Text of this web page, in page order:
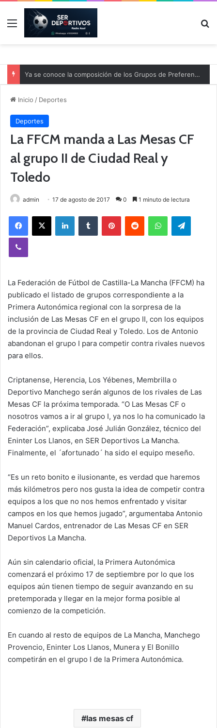
Menú
Ya se conoce la composición de los Grupos de Preferente y el calendario
Inicio / Deportes
Deportes
La FFCM manda a Las Mesas CF
al grupo II de Ciudad Real y
Toledo
admin 17 de agosto de 2017 0 1 minuto de lectura
La Federación de Fútbol de Castilla-La Mancha (FFCM) ha
publicado el listado de grupos correspondiente a la
Primera Autonómica regional con la sorpresa de la
inclusión de Las Mesas CF en el grupo II, con los equipos
de la provincia de Ciudad Real y Toledo. Los de Antonio
abandonan el grupo I para competir contra rivales nuevos
para ellos.
Criptanense, Herencia, Los Yébenes, Membrilla o
Deportivo Manchego serán algunos de los rivales de Las
Mesas CF la próxima temporada. “O Las Mesas CF o
nosotros vamos a ir al grupo I, ya nos lo ha comunicado la
Federación”, explicaba José Julián González, técnico del
Eninter Los Llanos, en SER Deportivos La Mancha.
Finalmente, el ´afortunado´ ha sido el equipo meseño.
“Es un reto bonito e ilusionante, es verdad que haremos
más kilómetros pero nos gusta la idea de competir contra
equipos a los que no nos hemos enfrentado y visitar
campos en los que hemos jugado”, argumentaba Antonio
Manuel Cardos, entrenador de Las Mesas CF en SER
Deportivos La Mancha.
Aún sin calendario oficial, la Primera Autonómica
comenzará el próximo 17 de septiembre por lo que los
equipos aún tienen tiempo de seguir avanzando en su
pretemporada y llegar en la mejor forma posible al
comienzo de la competición.
En cuando al resto de equipos de La Mancha, Manchego
Provencio, Eninter Los Llanos, Munera y El Bonillo
competirán en el grupo I de la Primera Autonómica.
las mesas cf